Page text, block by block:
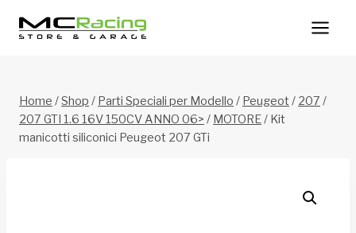
Home /Shop / Parti Speciali per Modello / Peugeot / 207 /
207 GTI 1.6 16V 150CV ANNO 06> / MOTORE/ Kit
manicotti siliconici Peugeot 207 GTi